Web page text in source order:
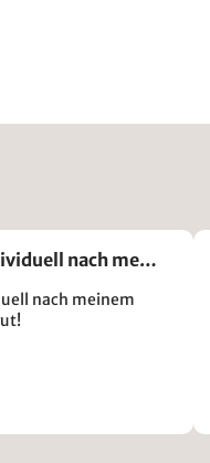
nach me…
nach meinem